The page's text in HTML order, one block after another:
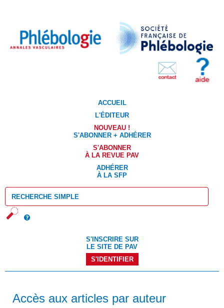
ACCUEIL
L'ÉDITEUR
NOUVEAU !
S'ABONNER + ADHÉRER
S'ABONNER
À LA REVUE PAV
ADHÉRER
À LA SFP
S'INSCRIRE SUR
LE SITE DE PAV
S'IDENTIFIER
Accès aux articles par auteur